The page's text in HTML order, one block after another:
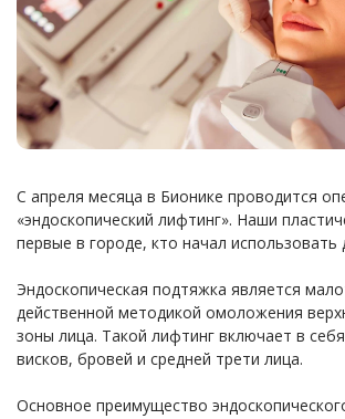
С апреля месяца в Бионике проводится
«эндоскопический лифтинг». Наши
первые в городе, кто начал использовать
Эндоскопическая подтяжка является
действенной методикой омоложения
зоны лица. Такой лифтинг включает в
висков, бровей и средней трети лица.
Основное преимущество